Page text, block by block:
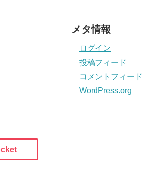
メタ情報
ログイン
投稿フィード
コメントフィード
WordPress.org